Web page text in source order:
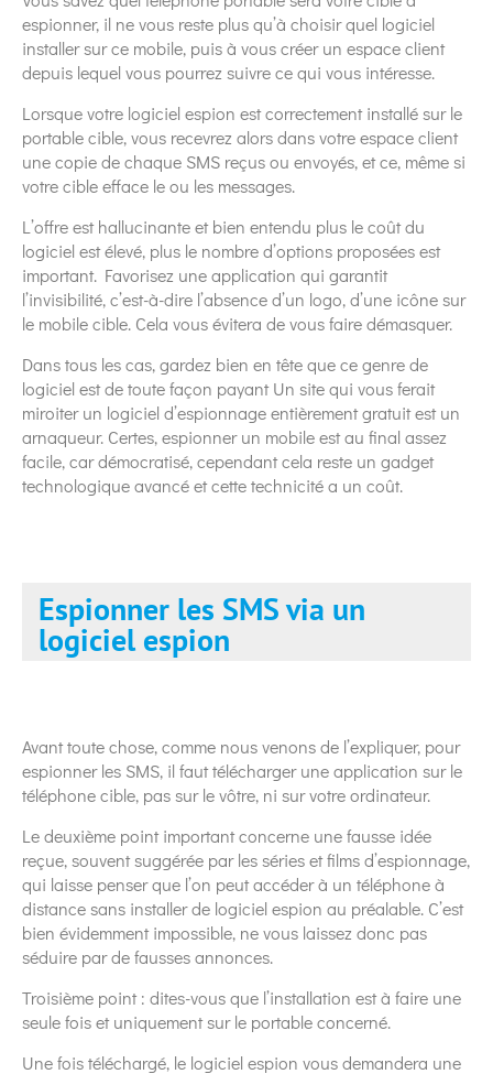
espionner, il ne vous reste plus qu’à choisir quel logiciel
installer sur ce mobile, puis à vous créer un espace client
depuis lequel vous pourrez suivre ce qui vous intéresse.
Lorsque votre logiciel espion est correctement installé sur le
portable cible, vous recevrez alors dans votre espace client
une copie de chaque SMS reçus ou envoyés, et ce, même si
votre cible efface le ou les messages.
L’offre est hallucinante et bien entendu plus le coût du
logiciel est élevé, plus le nombre d’options proposées est
important. Favorisez une application qui garantit
l’invisibilité, c’est-à-dire l’absence d’un logo, d’une icône sur
le mobile cible. Cela vous évitera de vous faire démasquer.
Dans tous les cas, gardez bien en tête que ce genre de
logiciel est de toute façon payant Un site qui vous ferait
miroiter un logiciel d’espionnage entièrement gratuit est un
arnaqueur. Certes, espionner un mobile est au final assez
facile, car démocratisé, cependant cela reste un gadget
technologique avancé et cette technicité a un coût.
Espionner les SMS via un
logiciel espion
Avant toute chose, comme nous venons de l’expliquer, pour
espionner les SMS, il faut télécharger une application sur le
téléphone cible, pas sur le vôtre, ni sur votre ordinateur.
Le deuxième point important concerne une fausse idée
reçue, souvent suggérée par les séries et films d’espionnage,
qui laisse penser que l’on peut accéder à un téléphone à
distance sans installer de logiciel espion au préalable. C’est
bien évidemment impossible, ne vous laissez donc pas
séduire par de fausses annonces.
Troisième point : dites-vous que l’installation est à faire une
seule fois et uniquement sur le portable concerné.
Une fois téléchargé, le logiciel espion vous demandera une